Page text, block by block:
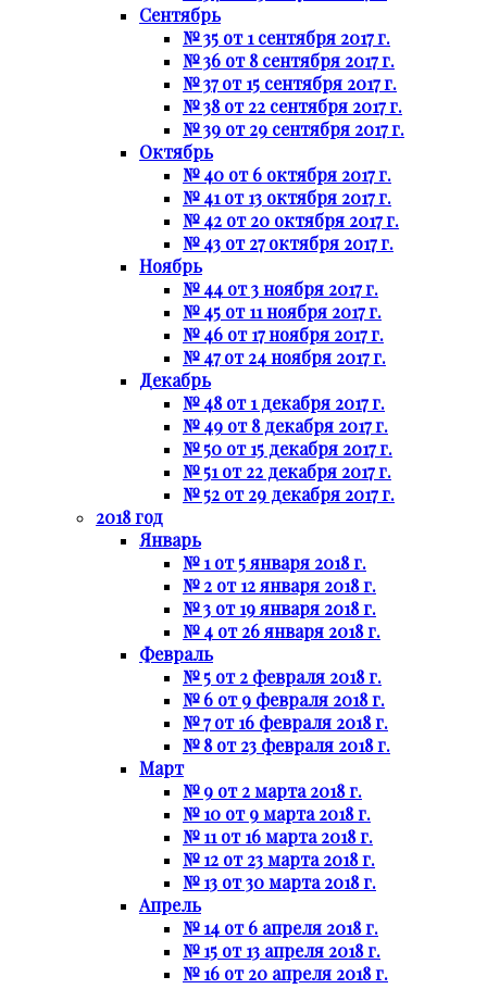
Сентябрь
№ 35 от 1 сентября 2017 г.
№ 36 от 8 сентября 2017 г.
№ 37 от 15 сентября 2017 г.
№ 38 от 22 сентября 2017 г.
№ 39 от 29 сентября 2017 г.
Октябрь
№ 40 от 6 октября 2017 г.
№ 41 от 13 октября 2017 г.
№ 42 от 20 октября 2017 г.
№ 43 от 27 октября 2017 г.
Ноябрь
№ 44 от 3 ноября 2017 г.
№ 45 от 11 ноября 2017 г.
№ 46 от 17 ноября 2017 г.
№ 47 от 24 ноября 2017 г.
Декабрь
№ 48 от 1 декабря 2017 г.
№ 49 от 8 декабря 2017 г.
№ 50 от 15 декабря 2017 г.
№ 51 от 22 декабря 2017 г.
№ 52 от 29 декабря 2017 г.
2018 год
Январь
№ 1 от 5 января 2018 г.
№ 2 от 12 января 2018 г.
№ 3 от 19 января 2018 г.
№ 4 от 26 января 2018 г.
Февраль
№ 5 от 2 февраля 2018 г.
№ 6 от 9 февраля 2018 г.
№ 7 от 16 февраля 2018 г.
№ 8 от 23 февраля 2018 г.
Март
№ 9 от 2 марта 2018 г.
№ 10 от 9 марта 2018 г.
№ 11 от 16 марта 2018 г.
№ 12 от 23 марта 2018 г.
№ 13 от 30 марта 2018 г.
Апрель
№ 14 от 6 апреля 2018 г.
№ 15 от 13 апреля 2018 г.
№ 16 от 20 апреля 2018 г.